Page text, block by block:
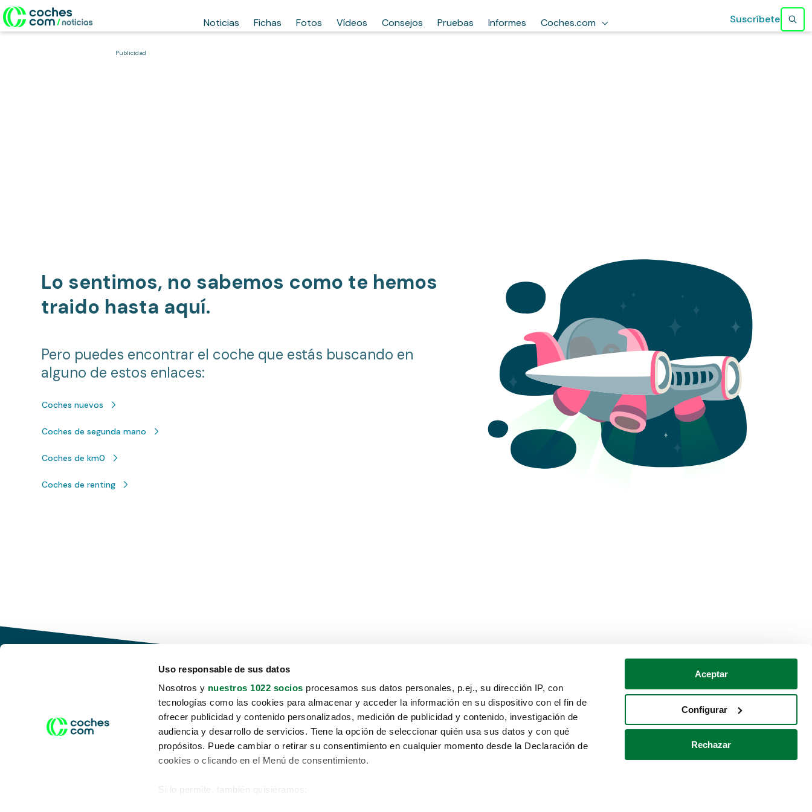
Uso responsable de sus datos
Nosotros y nuestros 1022 socios procesamos sus datos personales, p.ej., su dirección IP, con
tecnologías como las cookies para almacenar y acceder la información en su dispositivo con el fin de
ofrecer publicidad y contenido personalizados, medición de publicidad y contenido, investigación de
audiencia y desarrollo de servicios. Tiene la opción de seleccionar quién usa sus datos y con qué
propósitos. Puede cambiar o retirar su consentimiento en cualquier momento desde la Declaración de
cookies o clicando en el Menú de consentimiento.
Si lo permite, también quisiéramos:
Aceptar
Configurar
Rechazar
Noticias Fichas Fotos Vídeos Consejos Pruebas Informes Coches.com Suscríbete
Publicidad
Lo sentimos, no sabemos como te hemos
traido hasta aquí.
Pero puedes encontrar el coche que estás buscando en
alguno de estos enlaces:
Coches nuevos
Coches de segunda mano
Coches de km0
Coches de renting
Conduce tu futuro,
desata tu movilidad